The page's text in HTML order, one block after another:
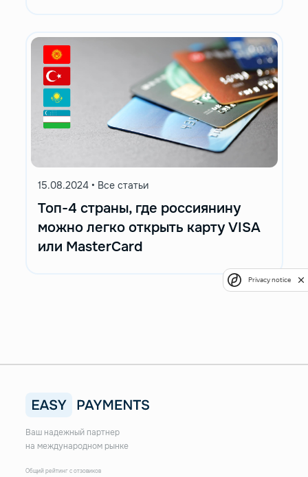
15.08.2024 • Все статьи
Топ-4 страны, где россиянину
можно легко открыть карту VISA
или MasterCard
Ваш надежный партнер
на международном рынке
Общий рейтинг с отзовиков
Privacy notice